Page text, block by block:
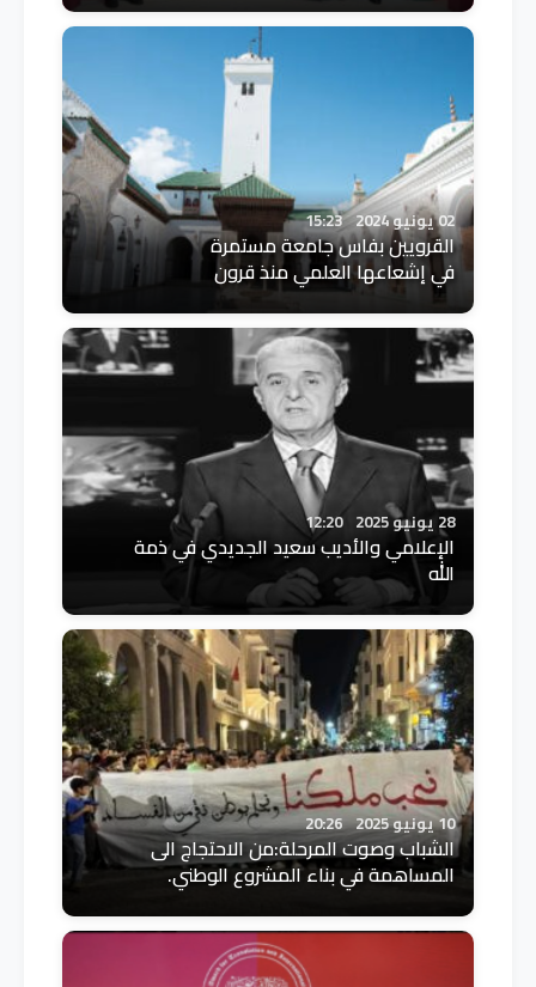
02 يونيو 2024 15:23
القرويين بفاس جامعة مستمرة
في إشعاعها العلمي منذ قرون
28 يونيو 2025 12:20
الإعلامي والأديب سعيد الجديدي في ذمة
الله
10 يونيو 2025 20:26
الشباب وصوت المرحلة:من الاحتجاج الى
المساهمة في بناء المشروع الوطني.